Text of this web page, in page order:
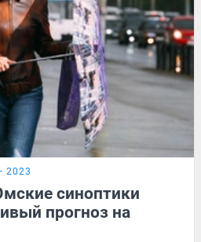
синоптики
прогноз на